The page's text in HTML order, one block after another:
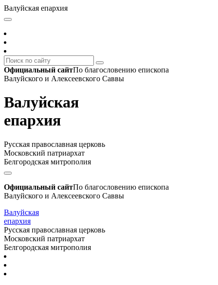
Валуйская епархия
Официальный сайтПо благословению епископа
Валуйского и Алексеевского Саввы
Валуйская
епархия
Русская православная церковь
Московский патриархат
Белгородская митрополия
Официальный сайтПо благословению епископа
Валуйского и Алексеевского Саввы
Валуйская
епархия
Русская православная церковь
Московский патриархат
Белгородская митрополия